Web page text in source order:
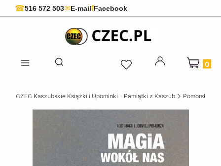
☎516 572 503✉E-mailfFacebook
Otwórz wyszukiwarkę
Produkty
CZEC Kaszubskie Książki i Upominki - Pamiątki z Kaszub Pomorskie